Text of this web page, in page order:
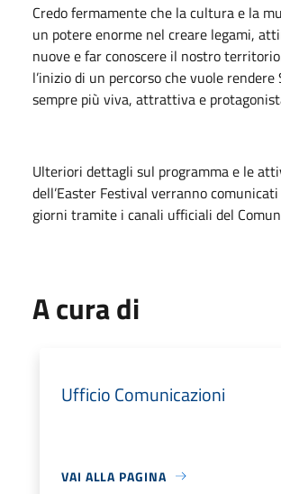
Credo fermamente che la cultura e la
un potere enorme nel creare legami,
nuove e far conoscere il nostro
l’inizio di un percorso che vuole rendere
sempre più viva, attrattiva e
Ulteriori dettagli sul programma e le
dell’Easter Festival verranno
giorni tramite i canali ufficiali del
A cura di
Ufficio Comunicazioni
VAI ALLA PAGINA